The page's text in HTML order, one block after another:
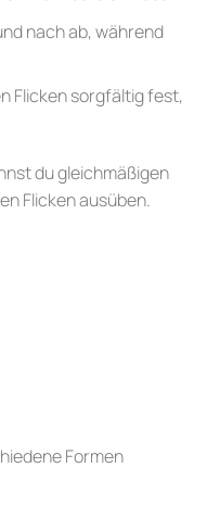
nach ab, während
Flicken sorgfältig fest,
du gleichmäßigen
Flicken ausüben.
Formen